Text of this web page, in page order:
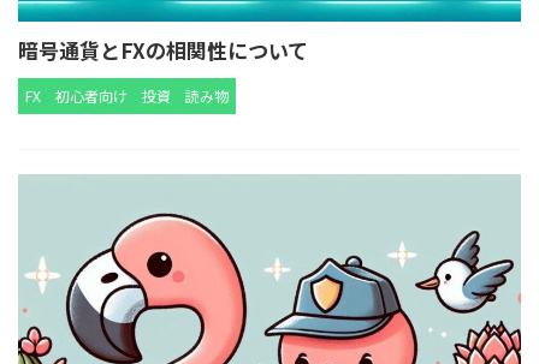
暗号通貨とFXの相関性について
FX 初心者向け 投資 読み物